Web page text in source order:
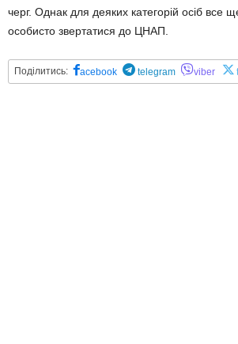
черг. Однак для деяких категорій осіб все
особисто звертатися до ЦНАП.
Поділитись: acebook telegram viber